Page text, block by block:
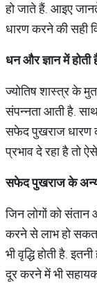
हो जाते हैं. आइए
धारण करने की सही
धनऔरज्ञानमेंहोती
ज्योतिष शास्त्र के
संपन्नता आती है.
सफेद पुखराज
प्रभाव दे रहा है तो
सफेदपुखराजके
जिन लोगों को
करने से लाभ हो
भी वृद्धि होती है.
दूर करने में भी सहायक